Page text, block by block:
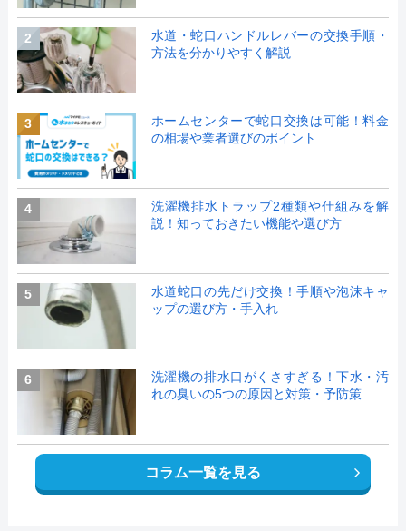
2
水道・蛇口ハンドルレバーの交換手順・
方法を分かりやすく解説
3
ホームセンターで蛇口交換は可能！料金
の相場や業者選びのポイント
4
洗濯機排水トラップ2種類や仕組みを解
説！知っておきたい機能や選び方
5
水道蛇口の先だけ交換！手順や泡沫キャ
ップの選び方・手入れ
6
洗濯機の排水口がくさすぎる！下水・汚
れの臭いの5つの原因と対策・予防策
コラム一覧を見る